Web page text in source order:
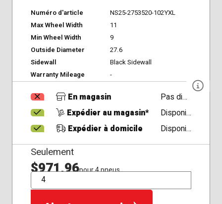
Numéro d'article
NS25-2753520-102YXL
Max Wheel Width
11
Min Wheel Width
9
Outside Diameter
27.6
Sidewall
Black Sidewall
Warranty Mileage
-
En magasin
Pas disponible
Expédier au magasin*
Disponible
Expédier à domicile
Disponible
Seulement
$971,96pour 4 pneus
QTÉ